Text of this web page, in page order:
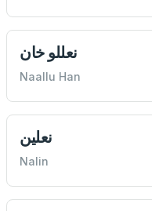
نعللو خان
Naallu Han
نعلين
Nalin